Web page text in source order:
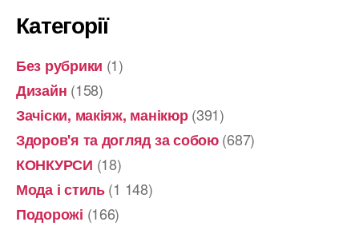
Категорії
Без рубрики (1)
Дизайн (158)
Зачіски, макіяж, манікюр(391)
Здоров'я та догляд за собою(687)
КОНКУРСИ (18)
Мода і стиль(1 148)
Подорожі (166)